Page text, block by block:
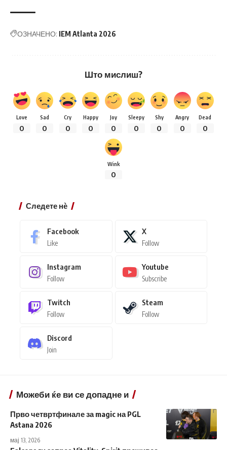
ОЗНАЧЕНО: IEM Atlanta 2026
Што мислиш?
Love
0
Sad
0
Cry
0
Happy
0
Joy
0
Sleepy
0
Shy
0
Angry
0
Dead
0
Wink
0
Следете нѐ
Facebook
Like
X
Follow
Instagram
Follow
Youtube
Subscribe
Twitch
Follow
Steam
Follow
Discord
Join
Можеби ќе ви се допадне и
Прво четвртфинале за magic на PGL
Astana 2026
мај 13, 2026